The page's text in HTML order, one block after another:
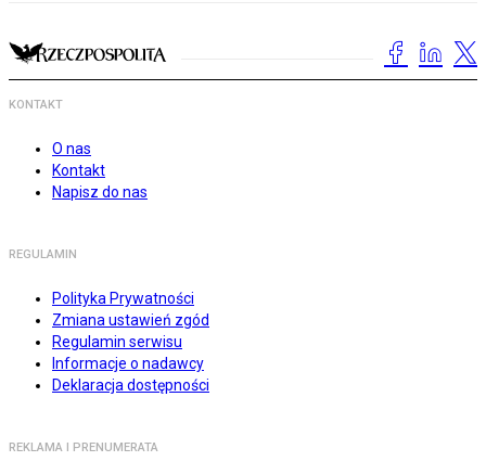
KONTAKT
O nas
Kontakt
Napisz do nas
REGULAMIN
Polityka Prywatności
Zmiana ustawień zgód
Regulamin serwisu
Informacje o nadawcy
Deklaracja dostępności
REKLAMA I PRENUMERATA